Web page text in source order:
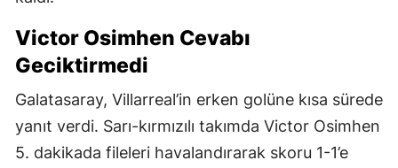
Victor Osimhen Cevabı
Geciktirmedi
Galatasaray, Villarreal’in erken golüne kısa sürede
yanıt verdi. Sarı-kırmızılı takımda Victor Osimhen
5. dakikada fileleri havalandırarak skoru 1-1’e